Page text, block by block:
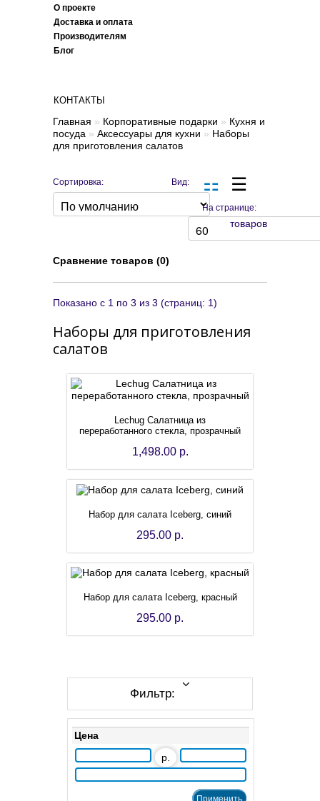
О проекте
Доставка и оплата
Производителям
Блог
КОНТАКТЫ
Главная » Корпоративные подарки » Кухня и
посуда » Аксессуары для кухни » Наборы
для приготовления салатов
Сортировка: Вид:
На странице:
товаров
Сравнение товаров (0)
Показано с 1 по 3 из 3 (страниц: 1)
Наборы для приготовления
салатов
Lechug Салатница из
переработанного стекла, прозрачный
1,498.00 р.
Набор для салата Iceberg, синий
295.00 р.
Набор для салата Iceberg, красный
295.00 р.
Фильтр:
Цена
р.